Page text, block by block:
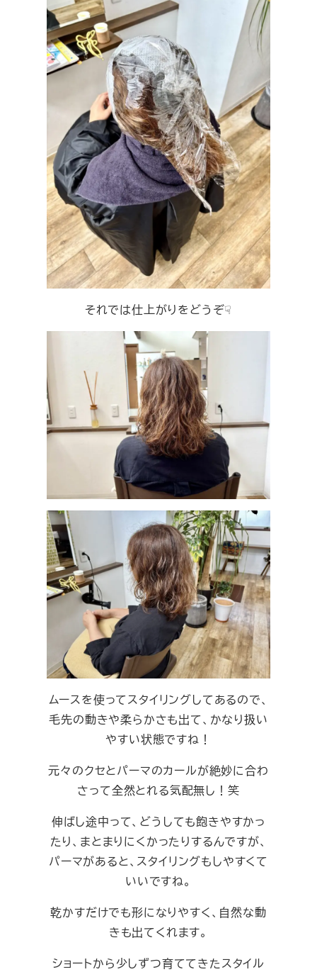
それでは仕上がりをどうぞ☟
ムースを使ってスタイリングしてあるので、
毛先の動きや柔らかさも出て、かなり扱い
やすい状態ですね！
元々のクセとパーマのカールが絶妙に合わ
さって全然とれる気配無し！笑
伸ばし途中って、どうしても飽きやすかっ
たり、まとまりにくかったりするんですが、
パーマがあると、スタイリングもしやすくて
いいですね。
乾かすだけでも形になりやすく、自然な動
きも出てくれます。
ショートから少しずつ育ててきたスタイル